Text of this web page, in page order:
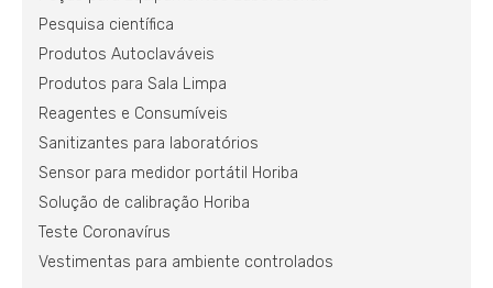
Pesquisa científica
Produtos Autoclaváveis
Produtos para Sala Limpa
Reagentes e Consumíveis
Sanitizantes para laboratórios
Sensor para medidor portátil Horiba
Solução de calibração Horiba
Teste Coronavírus
Vestimentas para ambiente controlados